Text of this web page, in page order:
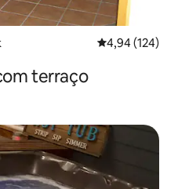
4,94 de uma
4,94 (124)
terraço